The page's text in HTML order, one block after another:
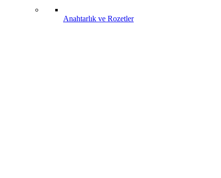
Anahtarlık ve Rozetler